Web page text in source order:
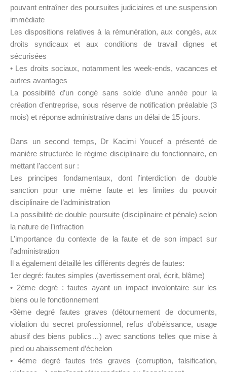
pouvant entraîner des poursuites judiciaires et une suspension
immédiate
Les dispositions relatives à la rémunération, aux congés, aux
droits syndicaux et aux conditions de travail dignes et
sécurisées
• Les droits sociaux, notamment les week-ends, vacances et
autres avantages
La possibilité d’un congé sans solde d’une année pour la
création d’entreprise, sous réserve de notification préalable (3
mois) et réponse administrative dans un délai de 15 jours.
Dans un second temps, Dr Kacimi Youcef a présenté de
manière structurée le régime disciplinaire du fonctionnaire, en
mettant l’accent sur :
Les principes fondamentaux, dont l’interdiction de double
sanction pour une même faute et les limites du pouvoir
disciplinaire de l’administration
La possibilité de double poursuite (disciplinaire et pénale) selon
la nature de l’infraction
L’importance du contexte de la faute et de son impact sur
l’administration
Il a également détaillé les différents degrés de fautes:
1er degré: fautes simples (avertissement oral, écrit, blâme)
• 2ème degré : fautes ayant un impact involontaire sur les
biens ou le fonctionnement
•3ème degré fautes graves (détournement de documents,
violation du secret professionnel, refus d’obéissance, usage
abusif des biens publics…) avec sanctions telles que mise à
pied ou abaissement d’échelon
• 4ème degré fautes très graves (corruption, falsification,